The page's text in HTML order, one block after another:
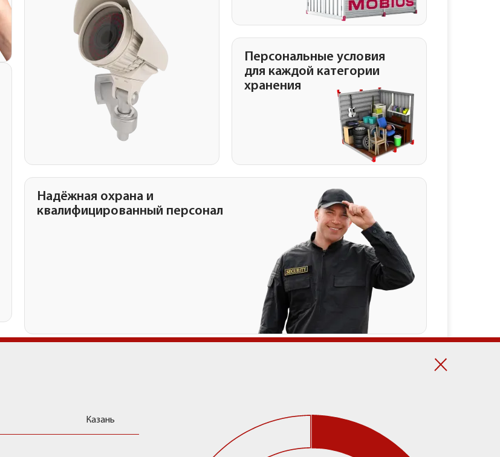
Персональные условия
для каждой категории
хранения
Надёжная охрана и
квалифицированный персонал
Казань